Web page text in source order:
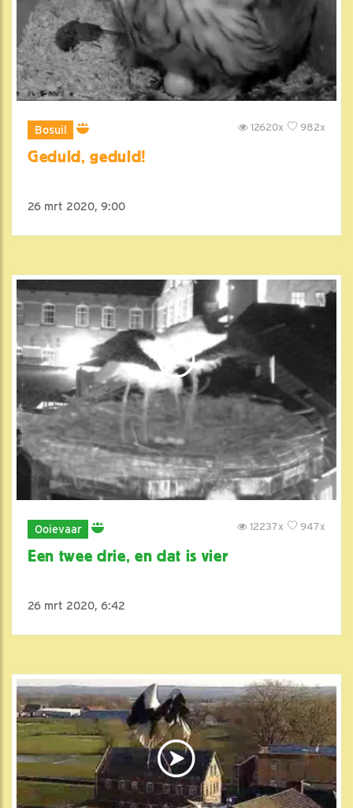
Bosuil 982x
12620x
Geduld, geduld!
26 mrt 2020, 9:00
Ooievaar 947x
12237x
Een twee drie, en dat is vier
26 mrt 2020, 6:42